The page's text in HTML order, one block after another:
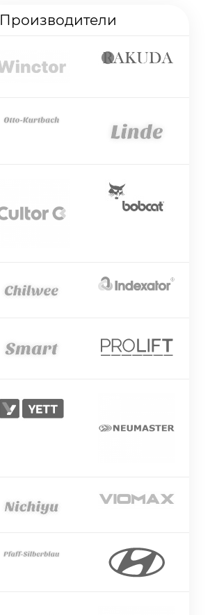
Производители